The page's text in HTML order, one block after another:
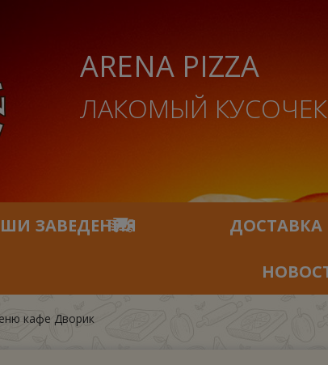
ARENA PIZZA
ЛАКОМЫЙ
ЗАВЕДЕНИЯ ДОСТАВКА
кафе Дворик